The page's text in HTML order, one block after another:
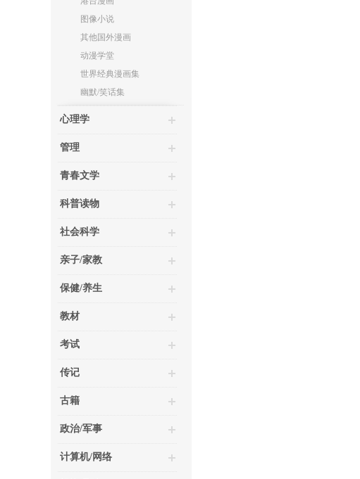
图像小说
其他国外漫画
动漫学堂
世界经典漫画集
幽默/笑话集
心理学
管理
青春文学
科普读物
社会科学
亲子/家教
保健/养生
教材
考试
传记
古籍
政治/军事
计算机/网络